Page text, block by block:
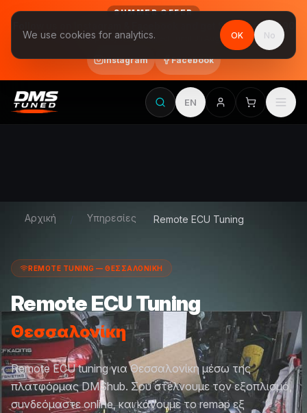
SUMMER OFFER
Follow us on Instagram & Facebook and get Stage 1 for €390
final price, VAT included · until 31 August
Instagram Facebook
EN
Αρχική Υπηρεσίες Remote ECU Tuning
REMOTE TUNING — ΘΕΣΣΑΛΟΝΙΚΗ
Remote ECU Tuning
Θεσσαλονίκη
Remote ECU tuning για Θεσσαλονίκη μέσω της
πλατφόρμας DMShub. Σου στέλνουμε τον εξοπλισμό,
συνδεόμαστε online, και κάνουμε το remap εξ
We use cookies for analytics. OK No